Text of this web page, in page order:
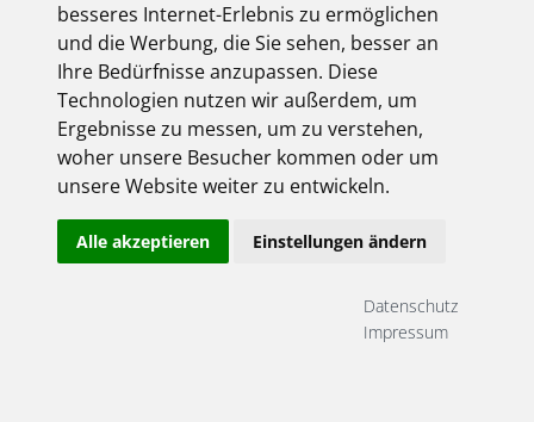
besseres Internet-Erlebnis zu ermöglichen
und die Werbung, die Sie sehen, besser an
Ihre Bedürfnisse anzupassen. Diese
Technologien nutzen wir außerdem, um
Ergebnisse zu messen, um zu verstehen,
woher unsere Besucher kommen oder um
unsere Website weiter zu entwickeln.
Alle akzeptieren Einstellungen ändern
Datenschutz
Impressum
Angemeldet bleiben
Jetzt registrieren! Passwort vergessen?
elektroforum 2.2025
Ihr Elektro-Magazin
Das Forum für Industrie,
Dienstleister & Institutionen